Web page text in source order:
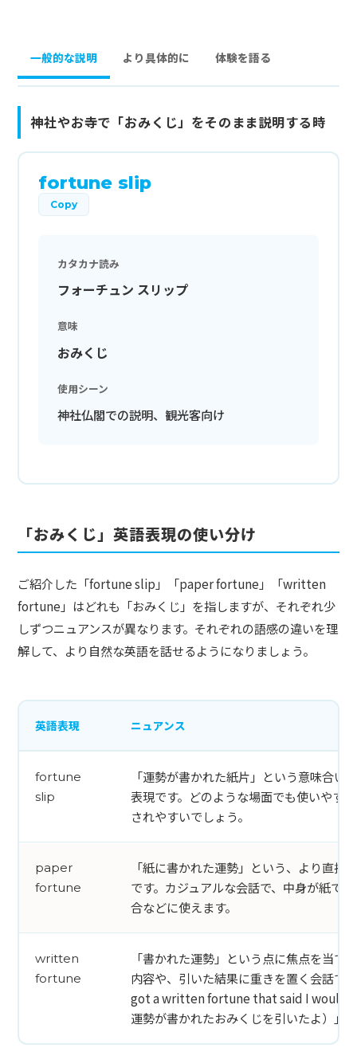
一般的な説明 より具体的に 体験を語る
神社やお寺で「おみくじ」をそのまま説明する時
fortune slip
Copy
カタカナ読み
フォーチュン スリップ
意味
おみくじ
使用シーン
神社仏閣での説明、観光客向け
「おみくじ」英語表現の使い分け
ご紹介した「fortune slip」「paper fortune」「written
fortune」はどれも「おみくじ」を指しますが、それぞれ少
しずつニュアンスが異なります。それぞれの語感の違いを理
解して、より自然な英語を話せるようになりましょう。
英語表現 ニュアンス
fortune
slip
「運勢が書かれた紙片」という意味合い
表現です。どのような場面でも使いやす
されやすいでしょう。
paper
fortune
「紙に書かれた運勢」という、より直接
です。カジュアルな会話で、中身が紙で
合などに使えます。
written
fortune
「書かれた運勢」という点に焦点を当て
内容や、引いた結果に重きを置く会話で
got a written fortune that said I would
運勢が書かれたおみくじを引いたよ）」